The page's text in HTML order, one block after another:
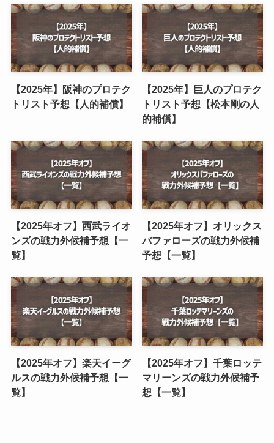
【2025年】阪神のプロテク
トリスト予想【人的補償】
【2025年】巨人のプロテク
トリスト予想【松本剛の人
的補償】
【2025年オフ】西武ライオ
ンズの戦力外候補予想【一
覧】
【2025年オフ】オリックス
バファローズの戦力外候補
予想【一覧】
【2025年オフ】楽天イーグ
ルスの戦力外候補予想【一
覧】
【2025年オフ】千葉ロッテ
マリーンズの戦力外候補予
想【一覧】